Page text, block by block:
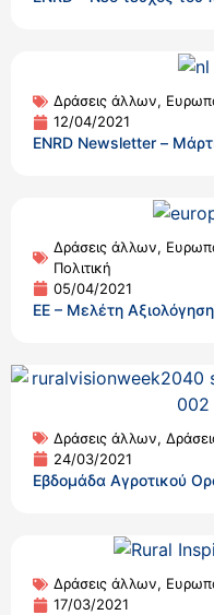
Δράσεις άλλων,
12/04/2021
ENRD Newsletter –
Δράσεις άλλων,
Πολιτική
05/04/2021
ΕΕ – Μελέτη
Δράσεις άλλων,
24/03/2021
Εβδομάδα Αγροτικού
Δράσεις άλλων,
17/03/2021